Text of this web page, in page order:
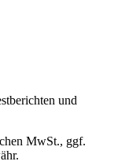
und
MwSt., ggf.